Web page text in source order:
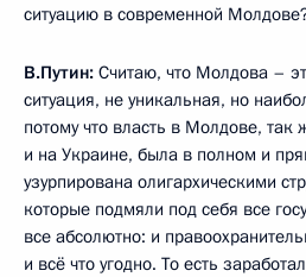
ситуацию в современной
В.Путин: Считаю, что Молдова –
ситуация, не уникальная, но
потому что власть в Молдове, так
и на Украине, была в полном и
узурпирована олигархическими
которые подмяли под себя все
все абсолютно: и
и всё что угодно. То есть